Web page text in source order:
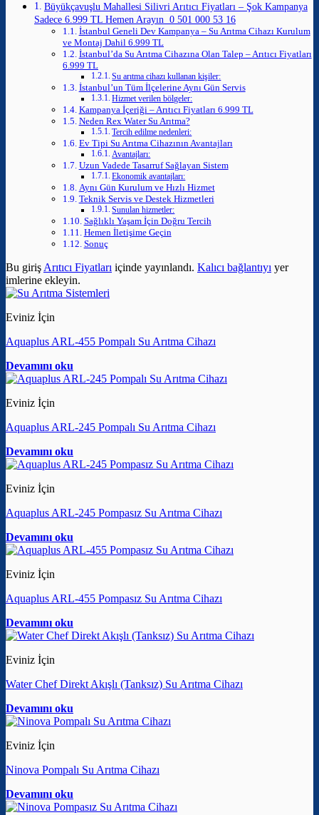
Büyükçavuşlu Mahallesi Silivri Arıtıcı Fiyatları – Şok Kampanya
Sadece 6.999 TL Hemen Arayın 0 501 000 53 16
İstanbul Geneli Dev Kampanya – Su Arıtma Cihazı Kurulum
ve Montaj Dahil 6.999 TL
İstanbul’da Su Arıtma Cihazına Olan Talep – Arıtıcı Fiyatları
6.999 TL
Su arıtma cihazı kullanan kişiler:
İstanbul’un Tüm İlçelerine Aynı Gün Servis
Hizmet verilen bölgeler:
Kampanya İçeriği – Arıtıcı Fiyatları 6.999 TL
Neden Rex Water Su Arıtma?
Tercih edilme nedenleri:
Ev Tipi Su Arıtma Cihazının Avantajları
Avantajları:
Uzun Vadede Tasarruf Sağlayan Sistem
Ekonomik avantajları:
Aynı Gün Kurulum ve Hızlı Hizmet
Teknik Servis ve Destek Hizmetleri
Sunulan hizmetler:
Sağlıklı Yaşam İçin Doğru Tercih
Hemen İletişime Geçin
Sonuç
Bu girişArıtıcı Fiyatları içinde yayınlandı. Kalıcı bağlantıyı yer
imlerine ekleyin.
Eviniz İçin
Aquaplus ARL-455 Pompalı Su Arıtma Cihazı
Devamını oku
Eviniz İçin
Aquaplus ARL-245 Pompalı Su Arıtma Cihazı
Devamını oku
Eviniz İçin
Aquaplus ARL-245 Pompasız Su Arıtma Cihazı
Devamını oku
Eviniz İçin
Aquaplus ARL-455 Pompasız Su Arıtma Cihazı
Devamını oku
Eviniz İçin
Water Chef Direkt Akışlı (Tanksız) Su Arıtma Cihazı
Devamını oku
Eviniz İçin
Ninova Pompalı Su Arıtma Cihazı
Devamını oku